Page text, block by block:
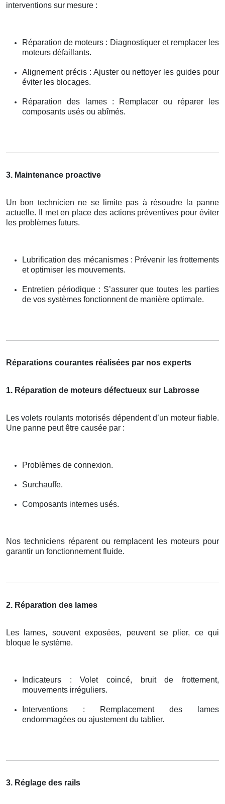
interventions sur mesure :
Réparation de moteurs : Diagnostiquer et remplacer les
moteurs défaillants.
Alignement précis : Ajuster ou nettoyer les guides pour
éviter les blocages.
Réparation des lames : Remplacer ou réparer les
composants usés ou abîmés.
3. Maintenance proactive
Un bon technicien ne se limite pas à résoudre la panne
actuelle. Il met en place des actions préventives pour éviter
les problèmes futurs.
Lubrification des mécanismes : Prévenir les frottements
et optimiser les mouvements.
Entretien périodique : S’assurer que toutes les parties
de vos systèmes fonctionnent de manière optimale.
Réparations courantes réalisées par nos experts
1. Réparation de moteurs défectueux sur Labrosse
Les volets roulants motorisés dépendent d’un moteur fiable.
Une panne peut être causée par :
Problèmes de connexion.
Surchauffe.
Composants internes usés.
Nos techniciens réparent ou remplacent les moteurs pour
garantir un fonctionnement fluide.
2. Réparation des lames
Les lames, souvent exposées, peuvent se plier, ce qui
bloque le système.
Indicateurs : Volet coincé, bruit de frottement,
mouvements irréguliers.
Interventions : Remplacement des lames
endommagées ou ajustement du tablier.
3. Réglage des rails